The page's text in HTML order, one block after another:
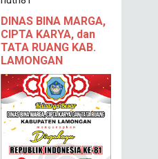
DINAS BINA MARGA,
CIPTA KARYA, dan
TATA RUANG KAB.
LAMONGAN